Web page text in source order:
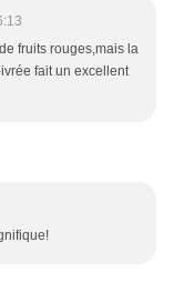
fruits rouges,mais la
fait un excellent